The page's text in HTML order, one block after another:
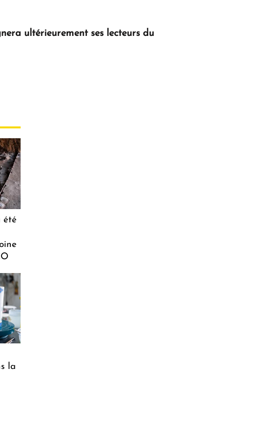
ultérieurement ses lecteurs du
été
la